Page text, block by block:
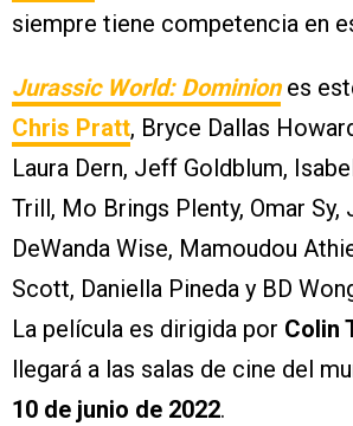
siempre tiene competencia en
Jurassic World: Dominiones
Chris Pratt, Bryce Dallas
Laura Dern, Jeff Goldblum,
Trill, Mo Brings Plenty, Omar Sy,
DeWanda Wise, Mamoudou
Scott, Daniella Pineda y BD
La película es dirigida por Colin
llegará a las salas de cine del
10 de junio de 2022.